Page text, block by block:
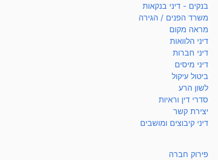
בנקים - דיני בנקאות
משרד הפנים / הגירה
מראה מקום
דיני הלוואות
דיני חברות
דיני מיסים
ביטול עיקול
לשון הרע
סדרי דין וראיות
יצירת קשר
דיני קיבוצים ומושבים
פירוק חברה